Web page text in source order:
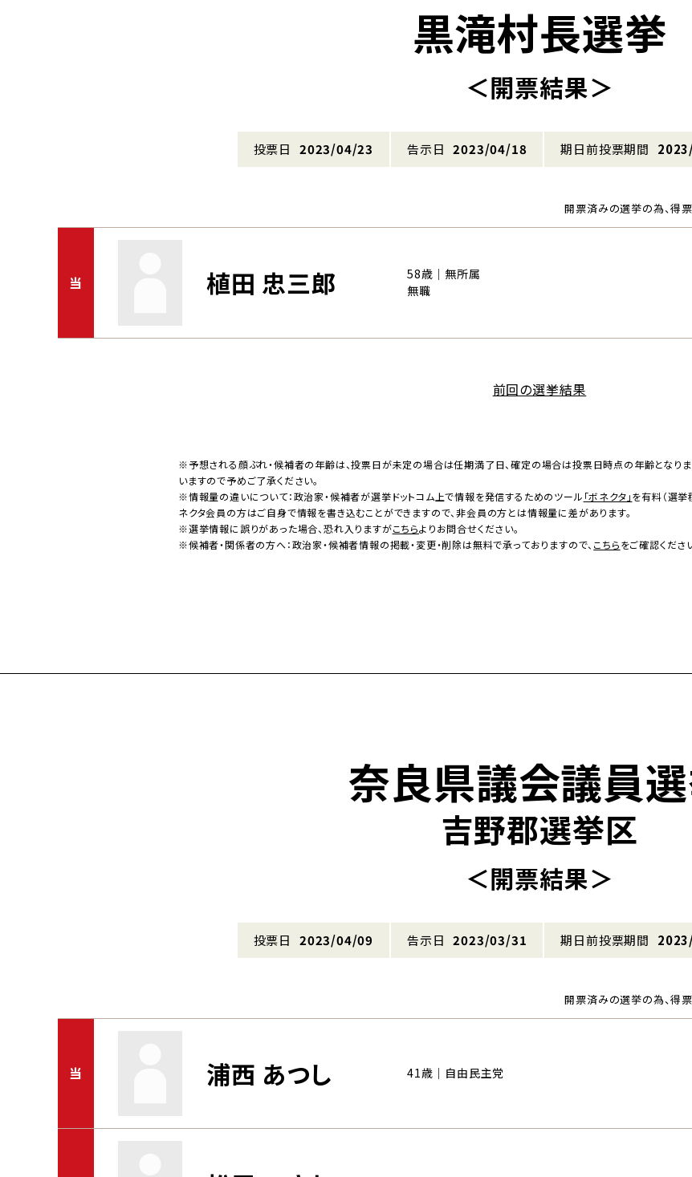
黒滝村長選挙
＜開票結果＞
投票日 2023/04/23 告示日 2023/04/18 期日前投票期間
開票済みの選挙の為、得
当 植田 忠三郎
58歳｜無所属
無職
前回の選挙結果
※予想される顔ぶれ・候補者の年齢は、投票日が未定の場合は任期満了日、確定の場合は投票日時点の年齢となり
いますので予めご了承ください。
※情報量の違いについて：政治家・候補者が選挙ドットコム上で情報を発信するためのツール 「ボネクタ」を有料（選挙
ネクタ会員の方はご自身で情報を書き込むことができますので、非会員の方とは情報量に差があります。
※選挙情報に誤りがあった場合、恐れ入りますがこちらよりお問合せください。
※候補者・関係者の方へ：政治家・候補者情報の掲載・変更・削除は無料で承っておりますので、 こちらをご確認くださ
奈良県議会議員
吉野郡選挙区
＜開票結果＞
投票日 2023/04/09 告示日 2023/03/31 期日前投票期間
開票済みの選挙の為、得
当 浦西 あつし 41歳｜自由民主党